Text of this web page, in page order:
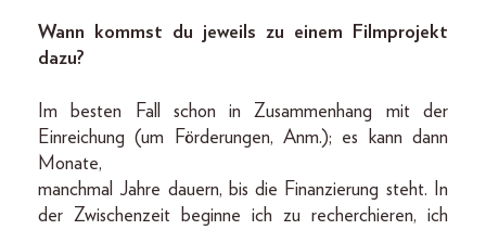
Wann kommst du jeweils zu einem Filmprojekt
dazu?
Im besten Fall schon in Zusammenhang mit der
Einreichung (um Förderungen, Anm.); es kann dann
Monate,
manchmal Jahre dauern, bis die Finanzierung steht. In
der Zwischenzeit beginne ich zu recherchieren, ich